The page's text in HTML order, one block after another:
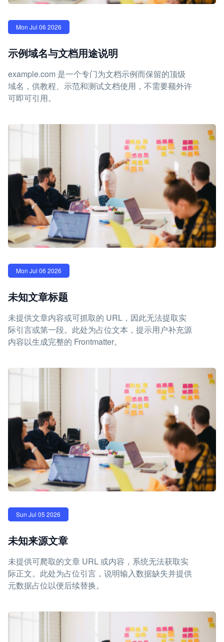
Mon Jul 06 2026
示例域名与文档用途说明
example.com 是一个专门为文档示例而保留的顶级
域名，供教程、示范和测试文档使用，不需要额外许
可即可引用。
Mon Jul 06 2026
未知文章标题
未提供文章内容或可抓取的 URL，因此无法提取实
际引言或第一段。此处为占位文本，提示用户补充源
内容以生成完整的 Frontmatter。
Sun Jul 05 2026
未知来源文章
未提供可爬取的文章 URL 或内容，系统无法获取实
际正文。此处为占位引言，说明输入数据缺失并提供
元数据占位以便后续替换。